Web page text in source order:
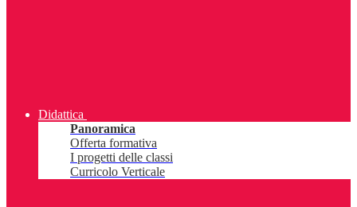
Didattica
Panoramica
Offerta formativa
I progetti delle classi
Curricolo Verticale